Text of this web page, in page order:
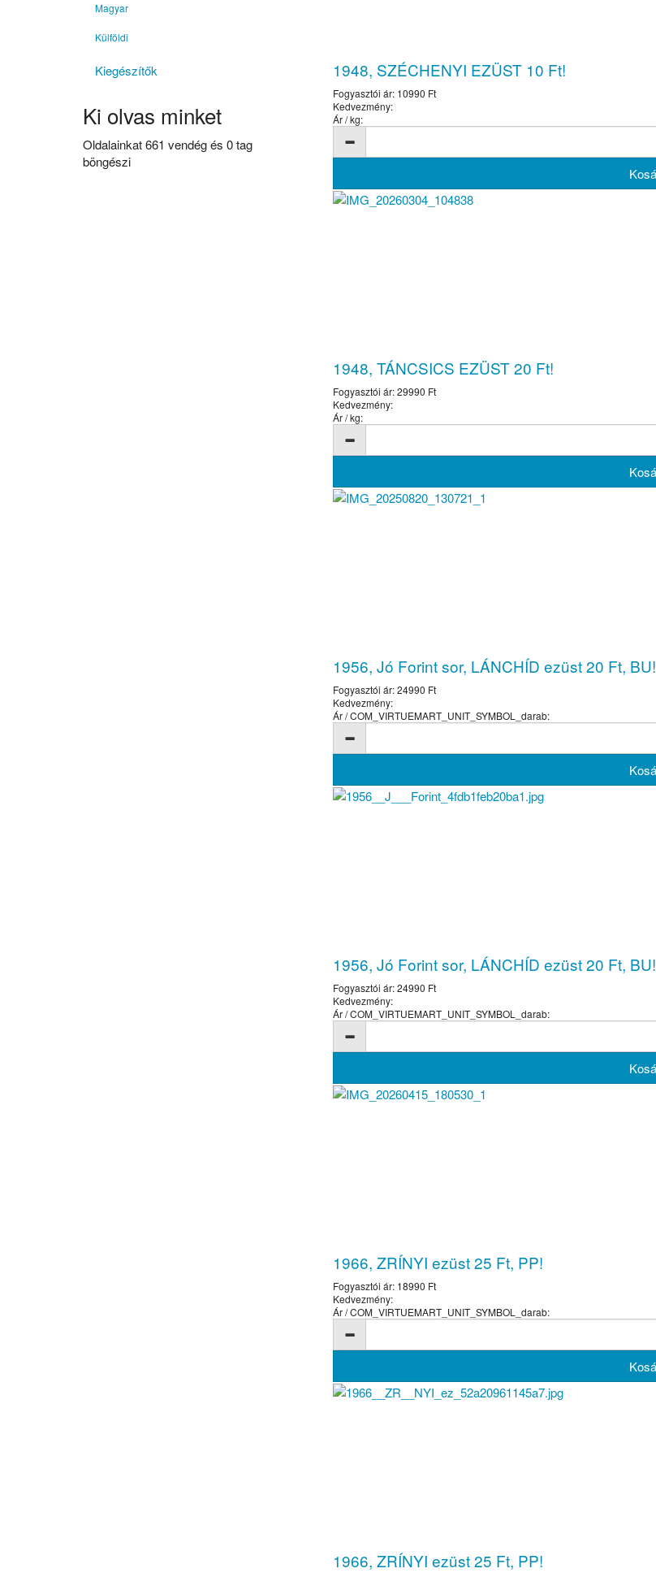
1948, SZÉCHENYI EZÜST 10 Ft!
Fogyasztói ár: 10990 Ft
Kedvezmény:
Ár / kg:
1948, TÁNCSICS EZÜST 20 Ft!
Fogyasztói ár:29990 Ft
Kedvezmény:
Ár / kg:
1956, Jó Forint sor, LÁNCHÍD ezüst 20 Ft, BU!
Fogyasztói ár:24990 Ft
Kedvezmény:
Ár / COM_VIRTUEMART_UNIT_SYMBOL_darab:
1956, Jó Forint sor, LÁNCHÍD ezüst 20 Ft, BU!
Fogyasztói ár:24990 Ft
Kedvezmény:
Ár / COM_VIRTUEMART_UNIT_SYMBOL_darab:
1966, ZRÍNYI ezüst 25 Ft, PP!
Fogyasztói ár: 18990 Ft
Kedvezmény:
Ár / COM_VIRTUEMART_UNIT_SYMBOL_darab:
1966, ZRÍNYI ezüst 25 Ft, PP!
Magyar
Külföldi
Kiegészítők
Ki olvas minket
Oldalainkat 661 vendég és 0 tag
böngészi